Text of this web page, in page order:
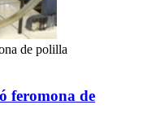
de polilla
feromona de